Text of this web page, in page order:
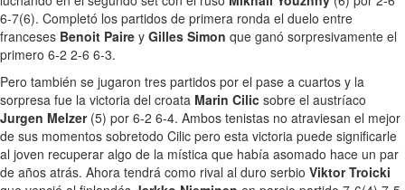
6-7(6). Completó los partidos de primera ronda el duelo entre
franceses Benoit Paire y Gilles Simon que ganó sorpresivamente el
primero 6-2 2-6 6-3.
Pero también se jugaron tres partidos por el pase a cuartos y la
sorpresa fue la victoria del croata Marin Cilic sobre el austríaco
Jurgen Melzer (5) por 6-2 6-4. Ambos tenistas no atraviesan el mejor
de sus momentos sobretodo Cilic pero esta victoria puede significarle
al joven recuperar algo de la mística que había asomado hace un par
de años atrás. Ahora tendrá como rival al duro serbio Viktor Troicki